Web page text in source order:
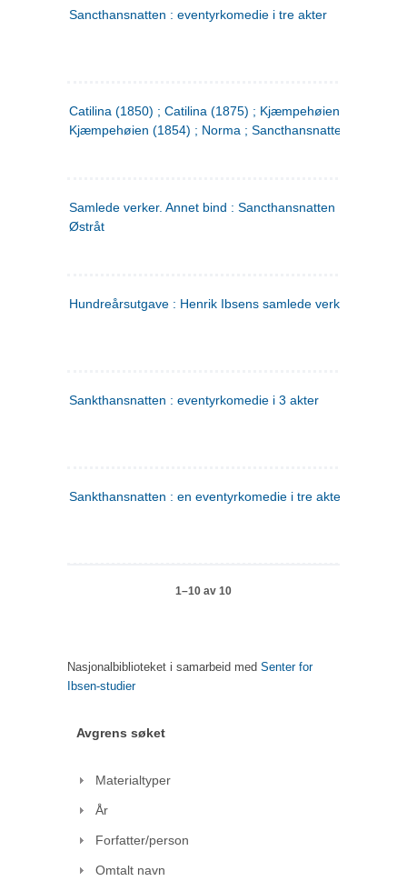
Sancthansnatten : eventyrkomedie i tre akter
Catilina (1850) ; Catilina (1875) ; Kjæmpehøien (1850) ;
Kjæmpehøien (1854) ; Norma ; Sancthansnatten
Samlede verker. Annet bind : Sancthansnatten ; Fru Inger
Østråt
Hundreårsutgave : Henrik Ibsens samlede verker. 2
Sankthansnatten : eventyrkomedie i 3 akter
Sankthansnatten : en eventyrkomedie i tre akter
1–10 av 10
Nasjonalbiblioteket i samarbeid med Senter for
Ibsen-studier
Avgrens søket
Materialtyper
År
Forfatter/person
Omtalt navn